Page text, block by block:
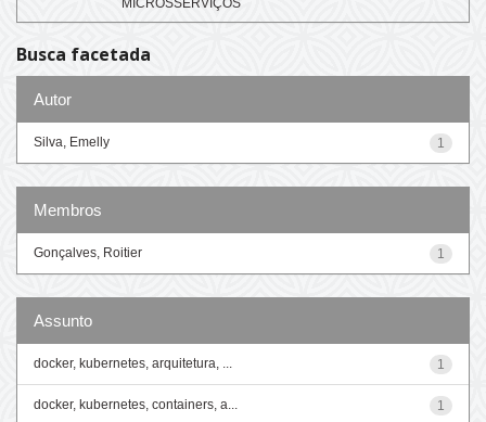
MICROSSERVIÇOS
Busca facetada
Autor
1
Silva, Emelly
Membros
1
Gonçalves, Roitier
Assunto
1
docker, kubernetes, arquitetura, ...
1
docker, kubernetes, containers, a...